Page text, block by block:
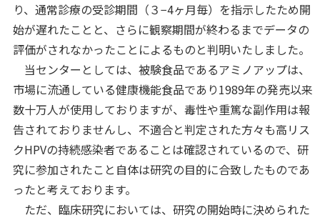
り、通常診療の受診期間（３−4ヶ月毎）を指示したため開
始が遅れたことと、さらに観察期間が終わるまでデータの
評価がされなかったことによるものと判明いたしました。
当センターとしては、被験食品であるアミノアップは、
市場に流通している健康機能食品であり1989年の発売以来
数十万人が使用しておりますが、毒性や重篤な副作用は報
告されておりませんし、不適合と判定された方々も高リス
クHPVの持続感染者であることは確認されているので、研
究に参加されたこと自体は研究の目的に合致したものであ
ったと考えております。
ただ、臨床研究においては、研究の開始時に決められた